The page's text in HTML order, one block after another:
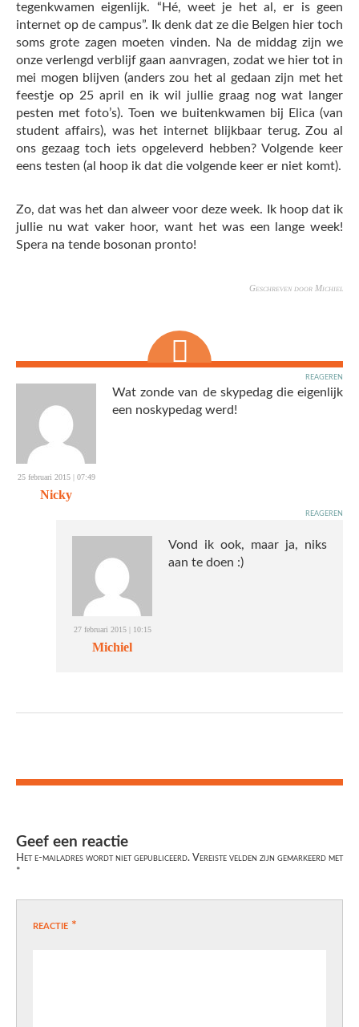
tegenkwamen eigenlijk. “Hé, weet je het al, er is geen
internet op de campus”. Ik denk dat ze die Belgen hier toch
soms grote zagen moeten vinden. Na de middag zijn we
onze verlengd verblijf gaan aanvragen, zodat we hier tot in
mei mogen blijven (anders zou het al gedaan zijn met het
feestje op 25 april en ik wil jullie graag nog wat langer
pesten met foto’s). Toen we buitenkwamen bij Elica (van
student affairs), was het internet blijkbaar terug. Zou al
ons gezaag toch iets opgeleverd hebben? Volgende keer
eens testen (al hoop ik dat die volgende keer er niet komt).
Zo, dat was het dan alweer voor deze week. Ik hoop dat ik
jullie nu wat vaker hoor, want het was een lange week!
Spera na tende bosonan pronto!
Geschreven door Michiel
reageren
25 februari 2015 | 07:49
Nicky
Wat zonde van de skypedag die eigenlijk
een noskypedag werd!
reageren
27 februari 2015 | 10:15
Michiel
Vond ik ook, maar ja, niks
aan te doen :)
Geef een reactie
Het e-mailadres wordt niet gepubliceerd. Vereiste velden zijn gemarkeerd met
*
reactie *